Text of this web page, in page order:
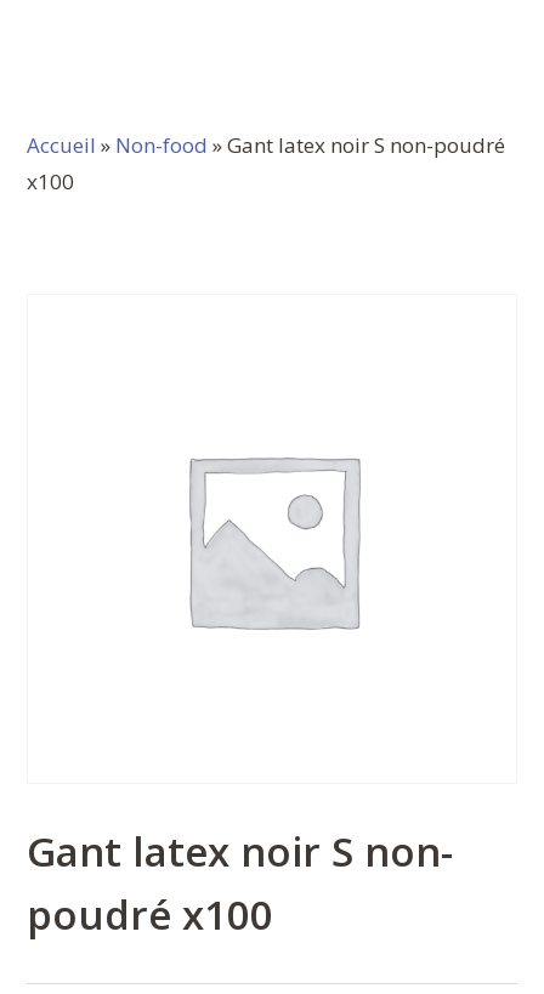
Accueil » Non-food » Gant latex noir S non-poudré
x100
Gant latex noir S non-
poudré x100